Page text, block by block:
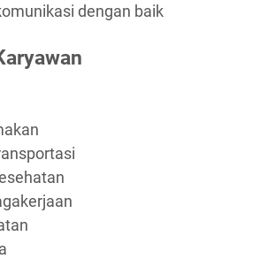
dengan baik